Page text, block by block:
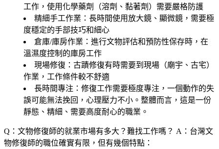
工作，使用化學藥劑（溶劑、黏著劑）需要嚴格防護
精細手工作業 ：長時間使用放大鏡、顯微鏡，需要極
度穩定的手部技巧和細心
倉庫/庫房作業 ：進行文物評估和預防性保存時，在
溫濕度控制的庫房工作
現場修復 ：古蹟修復有時需要到現場（廟宇、古宅）
作業，工作條件較不舒適
長時間專注 ：修復工作需要極度專注，一個動作的失
誤可能無法挽回，心理壓力不小。整體而言，這是一份
靜態、精細、需要高度耐心的職業。
Q：文物修復師的就業市場有多大？難找工作嗎？ A：台灣文
物修復師的職位確實有限，但有幾個特點：